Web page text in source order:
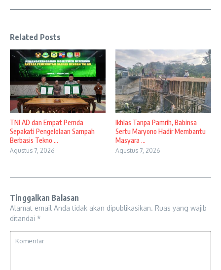
Related Posts
TNI AD dan Empat Pemda
Sepakati Pengelolaan Sampah
Berbasis Tekno ...
Agustus 7, 2026
Ikhlas Tanpa Pamrih, Babinsa
Sertu Maryono Hadir Membantu
Masyara ...
Agustus 7, 2026
Tinggalkan Balasan
Alamat email Anda tidak akan dipublikasikan. Ruas yang wajib
ditandai *